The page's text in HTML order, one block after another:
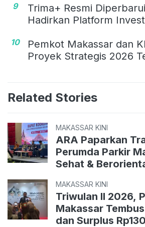
9
Trima+ Resmi
Hadirkan Platform
10
Pemkot Makassar dan
Proyek Strategis 2026
Related Stories
MAKASSAR KINI
ARA Paparkan
Perumda Parkir
Sehat &
MAKASSAR KINI
Triwulan II 2026,
Makassar
dan Surplus